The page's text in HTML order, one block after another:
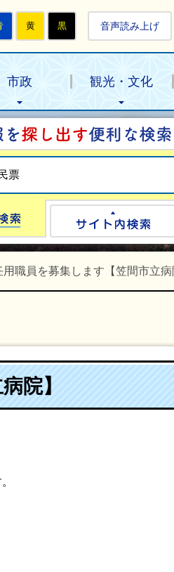
黄 黒 音声読み上げ
市政 観光・文化
Google検索
職員を募集します【笠間市立病
院】